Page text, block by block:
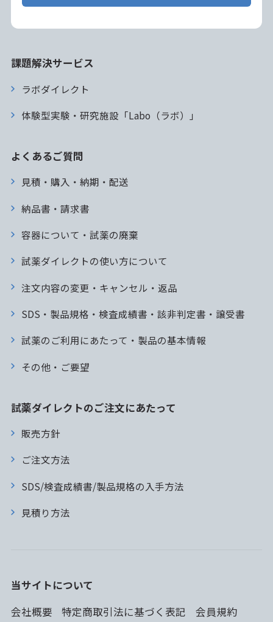
課題解決サービス
ラボダイレクト
体験型実験・研究施設「Labo（ラボ）」
よくあるご質問
見積・購入・納期・配送
納品書・請求書
容器について・試薬の廃棄
試薬ダイレクトの使い方について
注文内容の変更・キャンセル・返品
SDS・製品規格・検査成績書・該非判定書・譲受書
試薬のご利用にあたって・製品の基本情報
その他・ご要望
試薬ダイレクトのご注文にあたって
販売方針
ご注文方法
SDS/検査成績書/製品規格の入手方法
見積り方法
当サイトについて
会社概要
特定商取引法に基づく表記 会員規約